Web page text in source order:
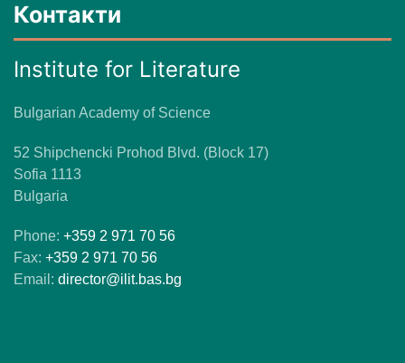
Контакти
Institute for Literature
Bulgarian Academy of Science
52 Shipchencki Prohod Blvd. (Block 17)
Sofia 1113
Bulgaria
Phone: +359 2 971 70 56
Fax: +359 2 971 70 56
Email: director@ilit.bas.bg